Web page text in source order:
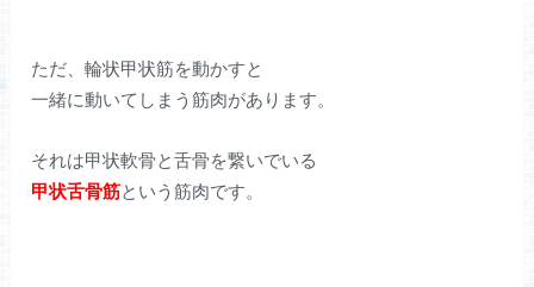
ただ、輪状甲状筋を動かすと
一緒に動いてしまう筋肉があります。
それは甲状軟骨と舌骨を繋いでいる
甲状舌骨筋という筋肉です。